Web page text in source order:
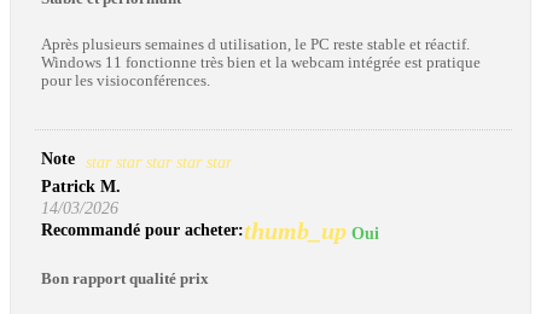
Après plusieurs semaines d utilisation, le PC reste stable et réactif.
Windows 11 fonctionne très bien et la webcam intégrée est pratique
pour les visioconférences.
Note star star star star star
Patrick M.
14/03/2026
Recommandé pour acheter:thumb_up Oui
Bon rapport qualité prix